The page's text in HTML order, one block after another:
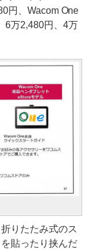
円、Wacom One
6万2,480円、4万
りたたみ式のス
貼ったり挟んだ